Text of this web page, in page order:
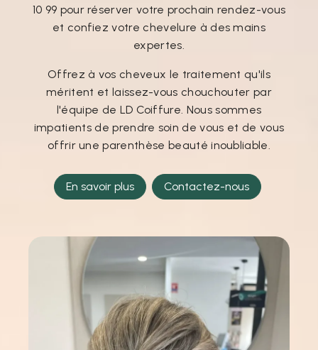
10 99 pour réserver votre prochain rendez-vous
et confiez votre chevelure à des mains
expertes.
Offrez à vos cheveux le traitement qu'ils
méritent et laissez-vous chouchouter par
l'équipe de LD Coiffure. Nous sommes
impatients de prendre soin de vous et de vous
offrir une parenthèse beauté inoubliable.
En savoir plus Contactez-nous